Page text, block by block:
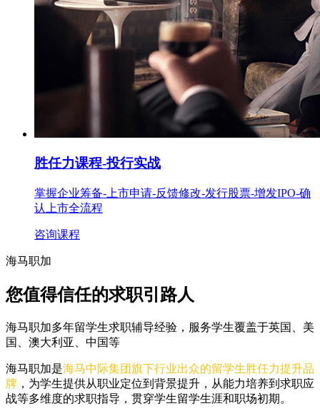
胜任力课程-投行实战
掌握企业筹备-上市申请-反馈修改-发行股票-增发IPO-确
认上市全流程
咨询课程
海马职加
您值得信任的求职引路人
海马职加多年留学生求职辅导经验，服务学生覆盖于英国、美
国、澳大利亚、中国等
海马职加是海马中际集团旗下行业出众的留学生胜任力提升品
牌 ，为学生提供从职业定位到背景提升，从能力培养到求职应
战等多维度的求职指导，贯穿学生留学生涯和职场初期。